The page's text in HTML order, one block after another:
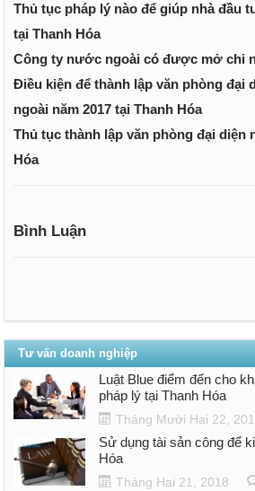
Thủ tục pháp lý nào để giúp nhà đầu
tại Thanh Hóa
Công ty nước ngoài có được mở chi
Điều kiện để thành lập văn phòng đại
ngoài năm 2017 tại Thanh Hóa
Thủ tục thành lập văn phòng đại diện
Hóa
Bình Luận
Tư vấn doanh nghiệp
Luật Blue điểm đến cho
pháp lý tại Thanh Hóa
Tháng Mười Hai 22,
Sử dụng tài sản công để
Hóa
Tháng Hai 21, 2018